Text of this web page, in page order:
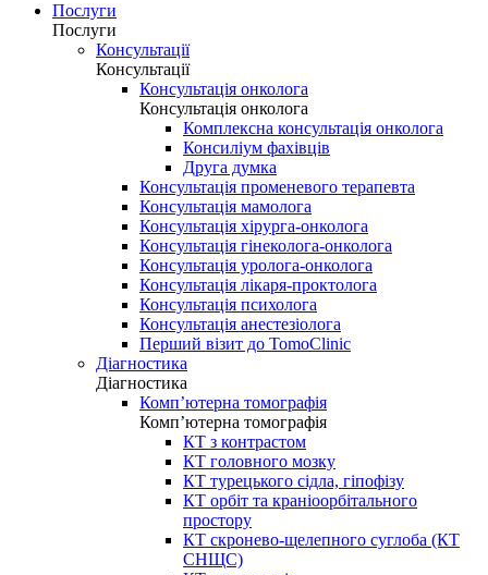
Послуги
Послуги
Консультації
Консультації
Консультація онколога
Консультація онколога
Комплексна консультація онколога
Консиліум фахівців
Друга думка
Консультація променевого терапевта
Консультація мамолога
Консультація хірурга-онколога
Консультація гінеколога-онколога
Консультація уролога-онколога
Консультація лікаря-проктолога
Консультація психолога
Консультація анестезіолога
Перший візит до TomoClinic
Діагностика
Діагностика
Комп’ютерна томографія
Комп’ютерна томографія
КТ з контрастом
КТ головного мозку
КТ турецького сідла, гіпофізу
КТ орбіт та краніоорбітального
простору
КТ скронево-щелепного суглоба (КТ
СНЩС)